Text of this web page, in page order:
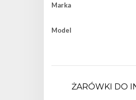
Marka
Model
ŻARÓWKI DO